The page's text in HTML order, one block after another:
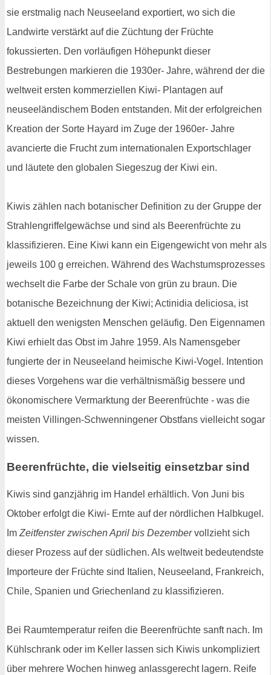
sie erstmalig nach Neuseeland exportiert, wo sich die
Landwirte verstärkt auf die Züchtung der Früchte
fokussierten. Den vorläufigen Höhepunkt dieser
Bestrebungen markieren die 1930er- Jahre, während der die
weltweit ersten kommerziellen Kiwi- Plantagen auf
neuseeländischem Boden entstanden. Mit der erfolgreichen
Kreation der Sorte Hayard im Zuge der 1960er- Jahre
avancierte die Frucht zum internationalen Exportschlager
und läutete den globalen Siegeszug der Kiwi ein.
Kiwis zählen nach botanischer Definition zu der Gruppe der
Strahlengriffelgewächse und sind als Beerenfrüchte zu
klassifizieren. Eine Kiwi kann ein Eigengewicht von mehr als
jeweils 100 g erreichen. Während des Wachstumsprozesses
wechselt die Farbe der Schale von grün zu braun. Die
botanische Bezeichnung der Kiwi; Actinidia deliciosa, ist
aktuell den wenigsten Menschen geläufig. Den Eigennamen
Kiwi erhielt das Obst im Jahre 1959. Als Namensgeber
fungierte der in Neuseeland heimische Kiwi-Vogel. Intention
dieses Vorgehens war die verhältnismäßig bessere und
ökonomischere Vermarktung der Beerenfrüchte - was die
meisten Villingen-Schwenningener Obstfans vielleicht sogar
wissen.
Beerenfrüchte, die vielseitig einsetzbar sind
Kiwis sind ganzjährig im Handel erhältlich. Von Juni bis
Oktober erfolgt die Kiwi- Ernte auf der nördlichen Halbkugel.
Im Zeitfenster zwischen April bis Dezembervollzieht sich
dieser Prozess auf der südlichen. Als weltweit bedeutendste
Importeure der Früchte sind Italien, Neuseeland, Frankreich,
Chile, Spanien und Griechenland zu klassifizieren.
Bei Raumtemperatur reifen die Beerenfrüchte sanft nach. Im
Kühlschrank oder im Keller lassen sich Kiwis unkompliziert
über mehrere Wochen hinweg anlassgerecht lagern. Reife